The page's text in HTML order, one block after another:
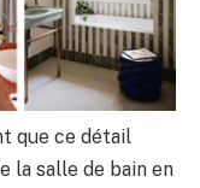
que ce détail
la salle de bain en